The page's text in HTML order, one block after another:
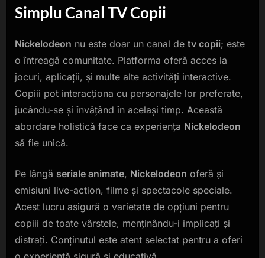
Simplu Canal TV Copii
Nickelodeon nu este doar un canal de tv copii; este
o întreagă comunitate. Platforma oferă acces la
jocuri, aplicații, și multe alte activități interactive.
Copiii pot interacționa cu personajele lor preferate,
jucându-se și învățând în același timp. Această
abordare holistică face ca experiența Nickelodeon
să fie unică.
Pe lângă seriale animate, Nickelodeon oferă și
emisiuni live-action, filme și spectacole speciale.
Acest lucru asigură o varietate de opțiuni pentru
copiii de toate vârstele, menținându-i implicați și
distrați. Conținutul este atent selectat pentru a oferi